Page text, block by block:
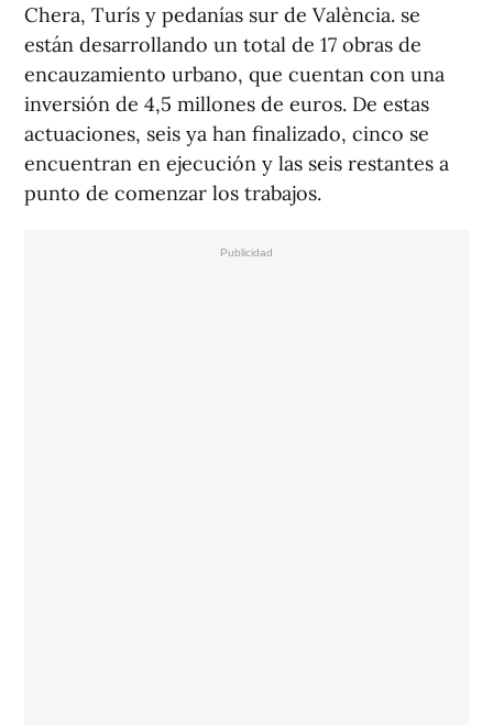
Chera, Turís y pedanías sur de València. se
están desarrollando un total de 17 obras de
encauzamiento urbano, que cuentan con una
inversión de 4,5 millones de euros. De estas
actuaciones, seis ya han finalizado, cinco se
encuentran en ejecución y las seis restantes a
punto de comenzar los trabajos.